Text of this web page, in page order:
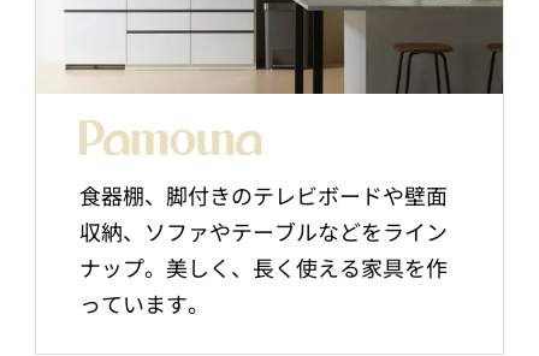
食器棚、脚付きのテレビボードや壁面
収納、ソファやテーブルなどをライン
ナップ。美しく、長く使える家具を作
っています。